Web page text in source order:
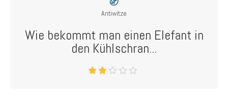
Antiwitze
Wie bekommt man einen Elefant in
den Kühlschran...